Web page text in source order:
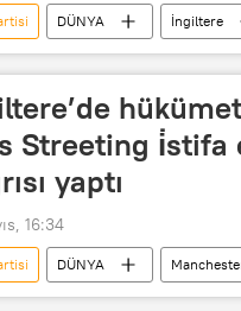
DÜNYA İngiltere
yerel seçim
Streeting i̇stifa
yaptı
16:34
DÜNYA
Cooper
Muhafazakar